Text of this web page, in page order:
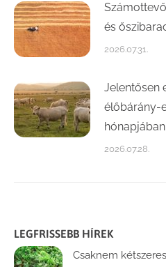
és
2026.07.31.
Jelentősen
élőbárány-
hónapjában
2026.07.28.
LEGFRISSEBB HÍREK
Csaknem